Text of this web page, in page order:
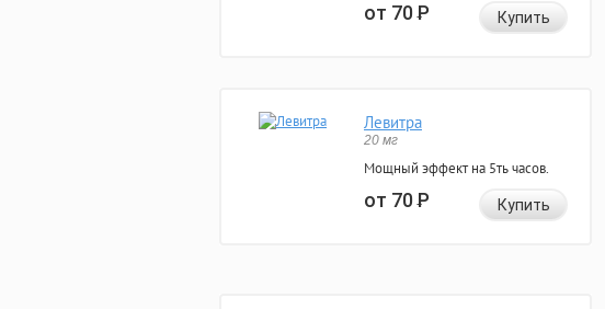
от 70Р Купить
Левитра
20 мг
Мощный эффект на 5ть часов.
от 70Р Купить